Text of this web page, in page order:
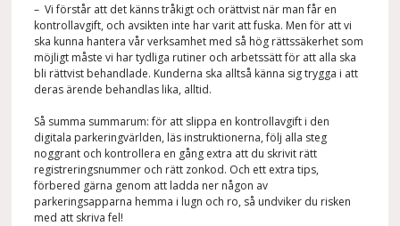
– Vi förstår att det känns tråkigt och orättvist när man får en
kontrollavgift, och avsikten inte har varit att fuska. Men för att vi
ska kunna hantera vår verksamhet med så hög rättssäkerhet som
möjligt måste vi har tydliga rutiner och arbetssätt för att alla ska
bli rättvist behandlade. Kunderna ska alltså känna sig trygga i att
deras ärende behandlas lika, alltid.
Så summa summarum: för att slippa en kontrollavgift i den
digitala parkeringvärlden, läs instruktionerna, följ alla steg
noggrant och kontrollera en gång extra att du skrivit rätt
registreringsnummer och rätt zonkod. Och ett extra tips,
förbered gärna genom att ladda ner någon av
parkeringsapparna hemma i lugn och ro, så undviker du risken
med att skriva fel!